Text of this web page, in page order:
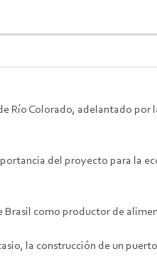
Río Colorado, adelantado por
del proyecto para la
Brasil como productor de
la construcción de un